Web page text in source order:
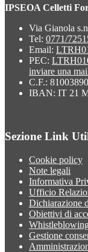
IPSEOA Celletti
Via Gianola
Tel: 0771/
Email:
PEC:
inviare una
C.F.:
IBAN: IT 21
Sezione Link
Cookie policy
Note legali
Informativa
Ufficio
Dichiarazione
Obiettivi di
Gestione